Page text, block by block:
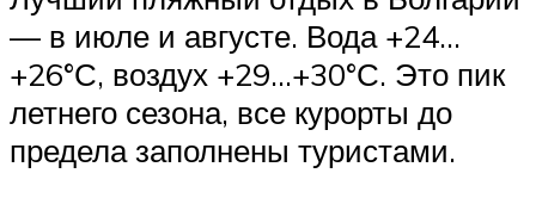
— в июле и августе. Вода +24…
+26°С, воздух +29…+30°С. Это пик
летнего сезона, все курорты до
предела заполнены туристами.